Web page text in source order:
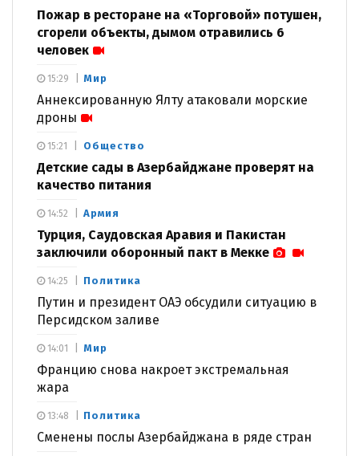
Пожар в ресторане на «Торговой» потушен,
сгорели объекты, дымом отравились 6
человек
Мир
Аннексированную Ялту атаковали морские
дроны
15:29
Общество
Детские сады в Азербайджане проверят на
качество питания
15:21
Армия
Турция, Саудовская Аравия и Пакистан
заключили оборонный пакт в Мекке
14:52
Политика
Путин и президент ОАЭ обсудили ситуацию в
Персидском заливе
14:25
Мир
Францию снова накроет экстремальная
жара
14:01
Политика
Сменены послы Азербайджана в ряде стран
13:48